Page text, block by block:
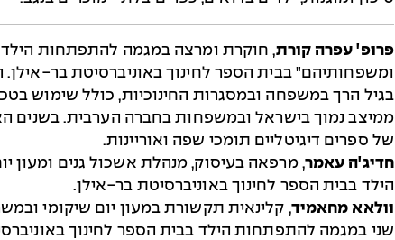
פרופ' עפרה קורת, חוקרת ומרצה במגמה להתפתחות הילד
ומשפחותיהם" בבית הספר לחינוך באוניברסיטת בר-
בגיל הרך במשפחה ובמסגרות החינוכיות, כולל שימוש
ממיצב נמוך בישראל ובמשפחות בחברה הערבית. בשנים
של ספרים דיגיטליים תומכי שפה ואוריינות.
חדיג'ה עאמר, מרפאה בעיסוק, מנהלת אשכול גנים ומעון
הילד בבית הספר לחינוך באוניברסיטת בר-אילן.
וולאא מחאמיד, קלינאית תקשורת במעון יום שיקומי
שני במגמה להתפתחות הילד בבית הספר לחינוך